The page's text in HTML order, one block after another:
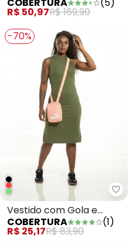
Bege
COBERTURA (5)
R$ 50,97R$ 169,90
-70%
Vestido com Gola e
Fenda Verde
COBERTURA (1)
R$ 25,17R$ 83,90